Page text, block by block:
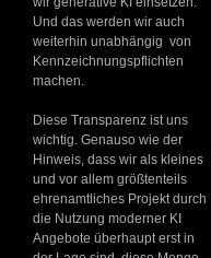
Und das werden wir auch
weiterhin unabhängig von
Kennzeichnungspflichten
machen.
Diese Transparenz ist uns
wichtig. Genauso wie der
Hinweis, dass wir als kleines
und vor allem größtenteils
ehrenamtliches Projekt durch
die Nutzung moderner KI
Angebote überhaupt erst in